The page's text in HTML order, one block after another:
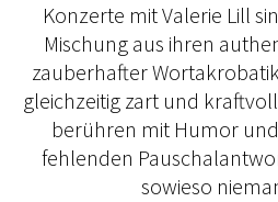
Konzerte mit Valerie Lill
Mischung aus ihren
zauberhafter
gleichzeitig zart und
berühren mit Humor
fehlenden
sowieso